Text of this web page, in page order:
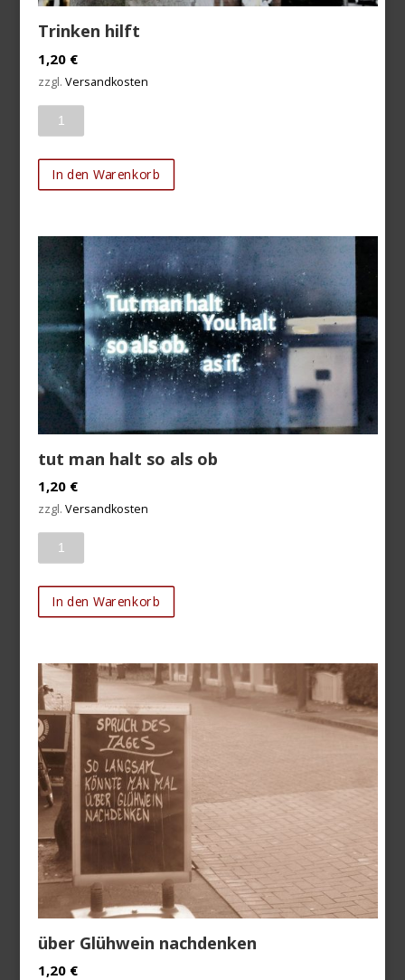
Trinken hilft
1,20 €
zzgl.Versandkosten
In den Warenkorb
tut man halt so als ob
1,20 €
zzgl.Versandkosten
In den Warenkorb
über Glühwein nachdenken
1,20 €